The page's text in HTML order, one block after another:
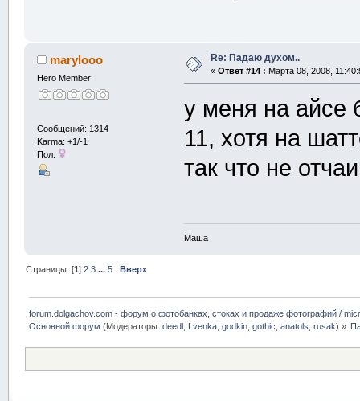
marylooo
Hero Member
Сообщений: 1314
Karma: +1/-1
Пол:
Re: Падаю духом..
« Ответ #14 : Марта 08, 2008,
у меня на айсе
11, хотя на
так что не
Маша
Страницы: [1]2 3 ...5 Вверх
forum.dolgachov.com - форум о фотобанках, стоках и продаже фотографий /
Основной форум (Модераторы:deedl Lvenka ,godkin ,gothic ,anatols ,rusak) »